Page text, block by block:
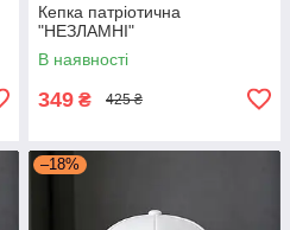
Кепка патріотична
"НЕЗЛАМНІ"
В наявності
349 ₴ 425 ₴
–18%